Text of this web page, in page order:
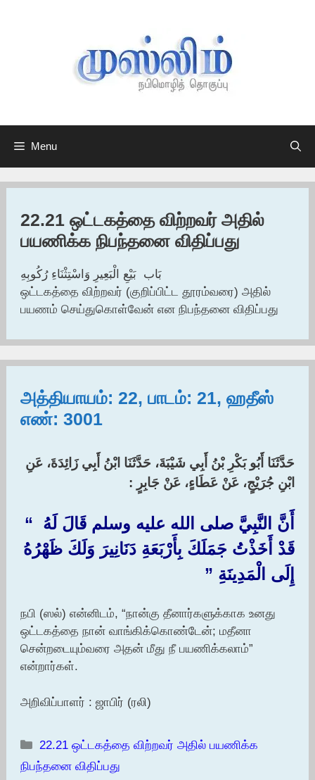
Menu
22.21 ஒட்டகத்தை விற்றவர் அதில்
பயணிக்க நிபந்தனை விதிப்பது
‏بَاب ‏ ‏بَيْعِ الْبَعِيرِ وَاسْتِثْنَاءِ رُكُوبِهِ
ஒட்டகத்தை விற்றவர் (குறிப்பிட்ட தூரம்வரை) அதில்
பயணம் செய்துகொள்வேன் என நிபந்தனை விதிப்பது
அத்தியாயம்: 22, பாடம்: 21, ஹதீஸ்
எண்: 3001
حَدَّثَنَا أَبُو بَكْرِ بْنُ أَبِي شَيْبَةَ، حَدَّثَنَا ابْنُ أَبِي زَائِدَةَ، عَنِ
ابْنِ جُرَيْجٍ، عَنْ عَطَاءٍ، عَنْ جَابِرٍ : ‏
أَنَّ النَّبِيَّ صلى الله عليه وسلم قَالَ لَهُ ‏ “‏
قَدْ أَخَذْتُ جَمَلَكَ بِأَرْبَعَةِ دَنَانِيرَ وَلَكَ ظَهْرُهُ
إِلَى الْمَدِينَةِ ‏”‏
நபி (ஸல்) என்னிடம், “நான்கு தீனார்களுக்காக உனது
ஒட்டகத்தை நான் வாங்கிக்கொண்டேன்; மதீனா
சென்றடையும்வரை அதன் மீது நீ பயணிக்கலாம்”
என்றார்கள்.
அறிவிப்பாளர் : ஜாபிர் (ரலி)
Categories
22.21 ஒட்டகத்தை விற்றவர் அதில் பயணிக்க
நிபந்தனை விதிப்பது